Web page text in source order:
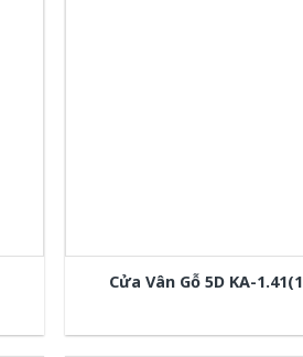
Cửa Vân Gỗ 5D KA-